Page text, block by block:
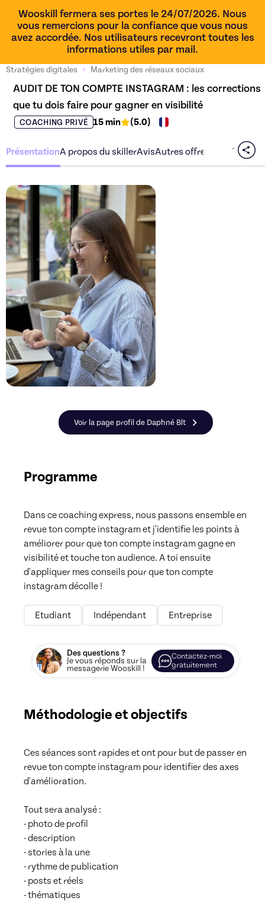
Wooskill fermera ses portes le 24/07/2026. Nous
vous remercions pour la confiance que vous nous
avez accordée. Nos utilisateurs recevront toutes les
informations utiles par mail.
Stratégies digitales > Marketing des réseaux sociaux
AUDIT DE TON COMPTE INSTAGRAM : les corrections
que tu dois faire pour gagner en visibilité
COACHING PRIVÉ 15 min (5.0)
PrésentationA propos du skillerAvisAutres offres du skiller
Voir la page profil de Daphné Blt
Programme
Dans ce coaching express, nous passons ensemble en
revue ton compte instagram et j'identifie les points à
améliorer pour que ton compte instagram gagne en
visibilité et touche ton audience. A toi ensuite
d'appliquer mes conseils pour que ton compte
instagram décolle !
Etudiant Indépendant Entreprise
Des questions ?
Je vous réponds sur la
messagerie Wooskill !
Contactez-moi
gratuitement
Méthodologie et objectifs
Ces séances sont rapides et ont pour but de passer en
revue ton compte instagram pour identifier des axes
d'amélioration.
Tout sera analysé :
- photo de profil
- description
- stories à la une
- rythme de publication
- posts et réels
- thématiques